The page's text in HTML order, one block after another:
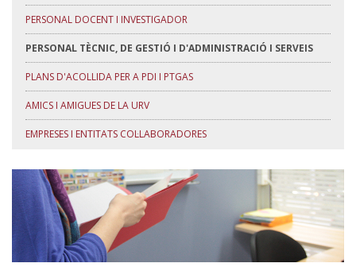
PERSONAL DOCENT I INVESTIGADOR
PERSONAL TÈCNIC, DE GESTIÓ I D'ADMINISTRACIÓ I SERVEIS
PLANS D'ACOLLIDA PER A PDI I PTGAS
AMICS I AMIGUES DE LA URV
EMPRESES I ENTITATS COL·LABORADORES